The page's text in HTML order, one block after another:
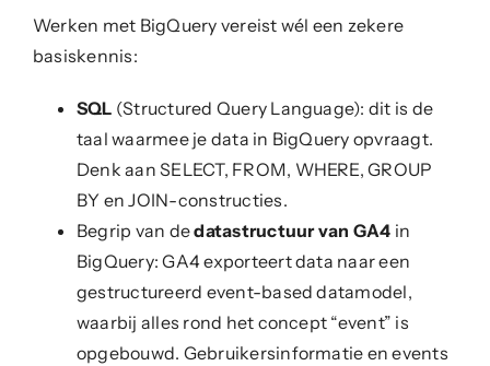
Werken met BigQuery vereist wél een zekere
basiskennis:
SQL (Structured Query Language): dit is de
taal waarmee je data in BigQuery opvraagt.
Denk aan SELECT, FROM, WHERE, GROUP
BY en JOIN-constructies.
Begrip van dedatastructuur van GA4 in
BigQuery: GA4 exporteert data naar een
gestructureerd event-based datamodel,
waarbij alles rond het concept “event” is
opgebouwd. Gebruikersinformatie en events